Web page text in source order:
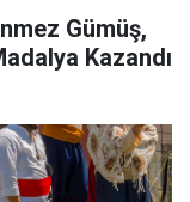
Gümüş,
Kazandı